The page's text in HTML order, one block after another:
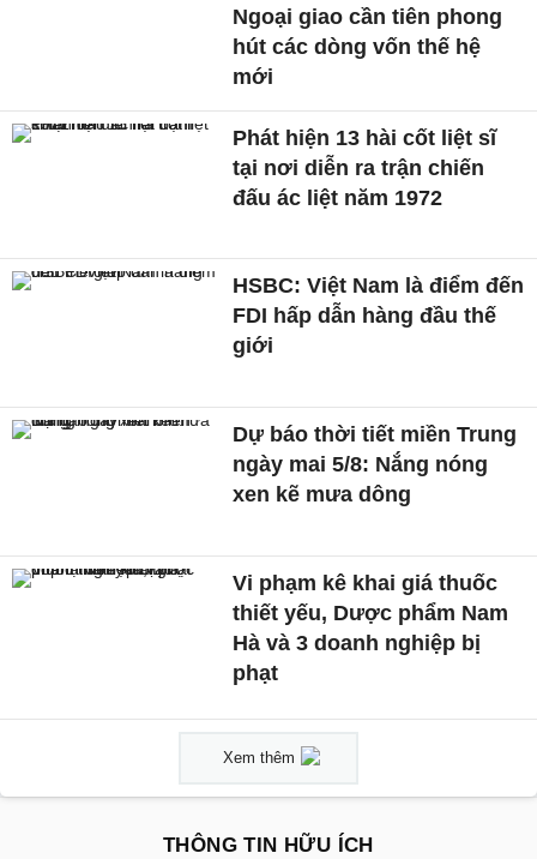
Ngoại giao cần tiên phong
hút các dòng vốn thế hệ
mới
Phát hiện 13 hài cốt liệt sĩ
tại nơi diễn ra trận chiến
đấu ác liệt năm 1972
HSBC: Việt Nam là điểm đến
FDI hấp dẫn hàng đầu thế
giới
Dự báo thời tiết miền Trung
ngày mai 5/8: Nắng nóng
xen kẽ mưa dông
Vi phạm kê khai giá thuốc
thiết yếu, Dược phẩm Nam
Hà và 3 doanh nghiệp bị
phạt
Xem thêm
THÔNG TIN HỮU ÍCH